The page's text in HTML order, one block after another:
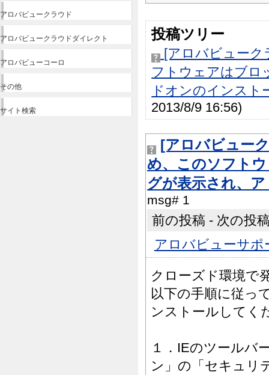
アロバビュークラウド
アロバビュークラウドダイレクト
アロバビューコーロ
その他
サイト検索
投稿ツリー
[アロバビューク
フトウェアはブロ
ドオンのインスト
2013/8/9 16:56)
[アロバビュー
め、このソフト
グが表示され、
msg# 1
前の投稿 - 次の投
アロバビューサポ
クローズド環境で
以下の手順に従っ
ンストールしてく
１．IEのツールバ
ン」の「セキュリ